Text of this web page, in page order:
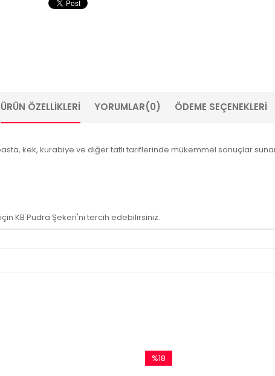
ÜRÜN ÖZELLIKLERI YORUMLAR(0) ÖDEME SEÇENEKLERI
kek, kurabiye ve diğer tatlı tariflerinde mükemmel sonuçlar
KB Pudra Şekeri'ni tercih edebilirsiniz.
%18